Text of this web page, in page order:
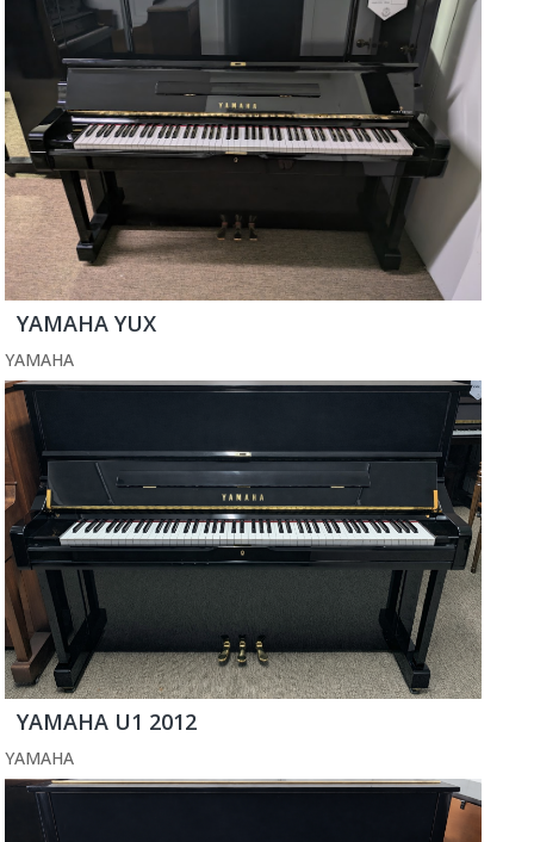
YAMAHA YUX
YAMAHA
YAMAHA U1 2012
YAMAHA